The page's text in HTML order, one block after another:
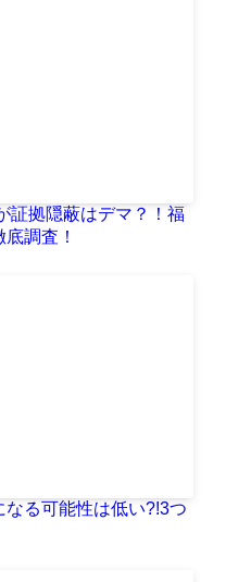
証拠隠蔽はデマ？！福
調査！
る可能性は低い?!3つ